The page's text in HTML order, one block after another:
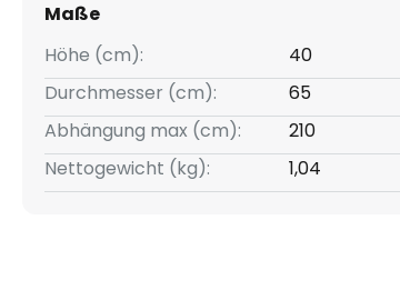
Maße
Höhe (cm):
40
Durchmesser (cm):
65
Abhängung max (cm):
210
Nettogewicht (kg):
1,04